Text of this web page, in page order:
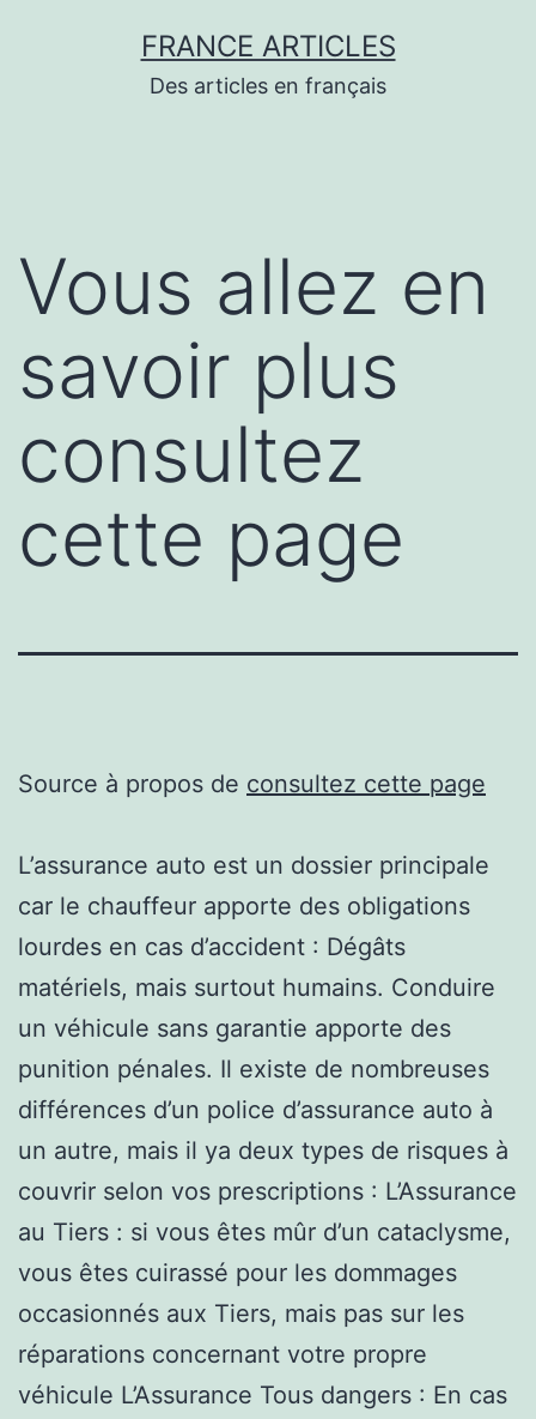
FRANCE ARTICLES
Des articles en français
Vous allez en
savoir plus
consultez
cette page
Source à propos de consultez cette page
L’assurance auto est un dossier principale
car le chauffeur apporte des obligations
lourdes en cas d’accident : Dégâts
matériels, mais surtout humains. Conduire
un véhicule sans garantie apporte des
punition pénales. Il existe de nombreuses
différences d’un police d’assurance auto à
un autre, mais il ya deux types de risques à
couvrir selon vos prescriptions : L’Assurance
au Tiers : si vous êtes mûr d’un cataclysme,
vous êtes cuirassé pour les dommages
occasionnés aux Tiers, mais pas sur les
réparations concernant votre propre
véhicule L’Assurance Tous dangers : En cas